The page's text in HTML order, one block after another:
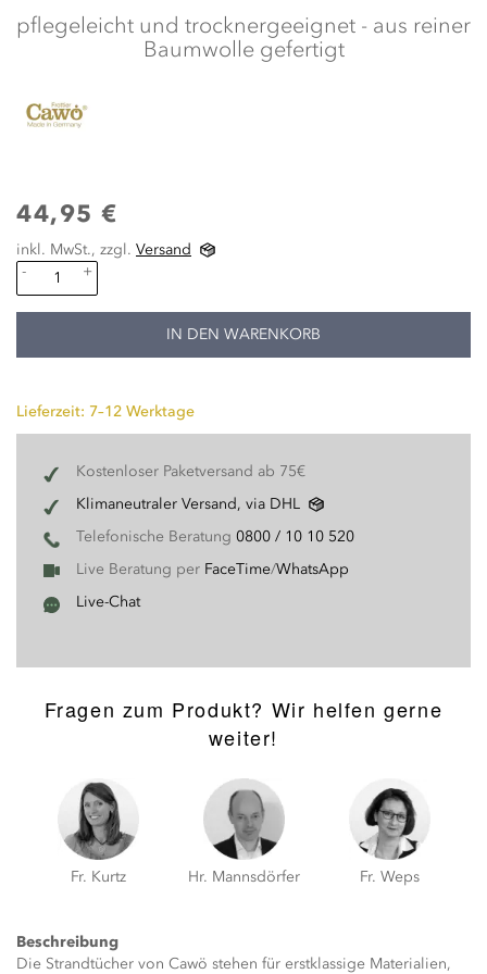
springen
pflegeleicht und trocknergeeignet - aus reiner
Baumwolle gefertigt
44,95 €
inkl. MwSt., zzgl. Versand
-
+
IN DEN WARENKORB
Lieferzeit: 7–12 Werktage
Kostenloser Paketversand ab 75€
Klimaneutraler Versand, via DHL
Telefonische Beratung 0800 / 10 10 520
Live Beratung per FaceTime/WhatsApp
Live-Chat
Fragen zum Produkt? Wir helfen gerne
weiter!
Fr. Kurtz Hr. Mannsdörfer Fr. Weps
Beschreibung
Die Strandtücher von Cawö stehen für erstklassige Materialien,